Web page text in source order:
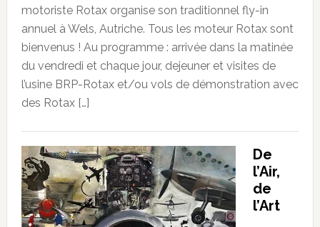
motoriste Rotax organise son traditionnel fly-in
annuel à Wels, Autriche. Tous les moteur Rotax sont
bienvenus ! Au programme : arrivée dans la matinée
du vendredi et chaque jour, dejeuner et visites de
l’usine BRP-Rotax et/ou vols de démonstration avec
des Rotax […]
De
l’Air,
de
l’Art